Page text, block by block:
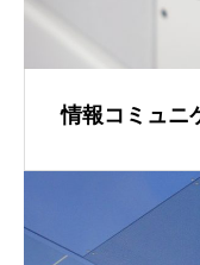
情報コミュニ